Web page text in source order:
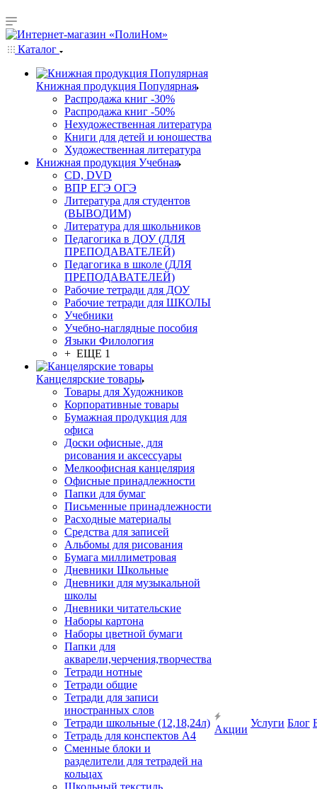
Каталог
Книжная продукция Популярная
Распродажа книг -30%
Распродажа книг -50%
Нехудожественная литература
Книги для детей и юношества
Художественная литература
Книжная продукция Учебная
CD, DVD
ВПР ЕГЭ ОГЭ
Литература для студентов
(ВЫВОДИМ)
Литература для школьников
Педагогика в ДОУ (ДЛЯ
ПРЕПОДАВАТЕЛЕЙ)
Педагогика в школе (ДЛЯ
ПРЕПОДАВАТЕЛЕЙ)
Рабочие тетради для ДОУ
Рабочие тетради для ШКОЛЫ
Учебники
Учебно-наглядные пособия
Языки Филология
+ ЕЩЕ 1
Канцелярские товары
Товары для Художников
Корпоративные товары
Бумажная продукция для
офиса
Доски офисные, для
рисования и аксессуары
Мелкоофисная канцелярия
Офисные принадлежности
Папки для бумаг
Письменные принадлежности
Расходные материалы
Средства для записей
Альбомы для рисования
Бумага миллиметровая
Дневники Школьные
Дневники для музыкальной
школы
Дневники читательские
Наборы картона
Наборы цветной бумаги
Папки для
акварели,черчения,творчества
Тетради нотные
Тетради общие
Тетради для записи
иностранных слов
Тетради школьные (12,18,24л)
Тетрадь для конспектов А4
Сменные блоки и
разделители для тетрадей на
кольцах
Школьный текстиль
Акции
Услуги Блог